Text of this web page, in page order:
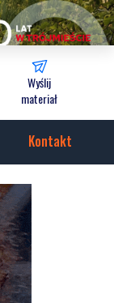
Wyślij
materiał
Kontakt